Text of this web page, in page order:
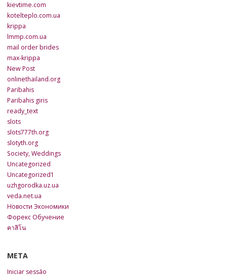
kievtime.com
kotelteplo.com.ua
krippa
lmmp.com.ua
mail order brides
max-krippa
New Post
onlinethailand.org
Paribahis
Paribahis giris
ready_text
slots
slots777th.org
slotyth.org
Society, Weddings
Uncategorized
Uncategorized1
uzhgorodka.uz.ua
veda.net.ua
Новости Экономики
Форекс Обучение
คาสิโน
META
Iniciar sessão